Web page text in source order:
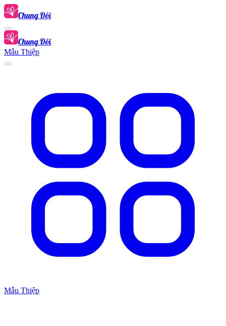
Chung Đôi
Chung Đôi
Mẫu Thiệp
Mẫu Thiệp